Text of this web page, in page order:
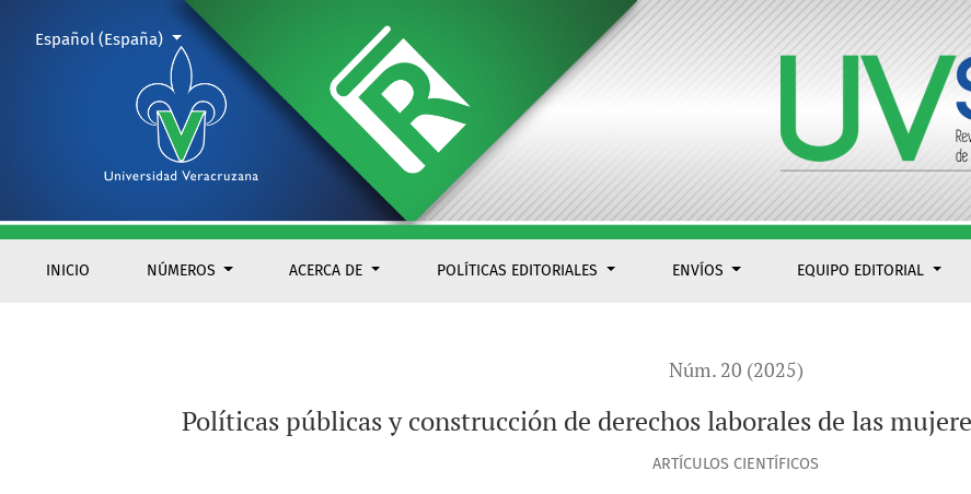
Políticas públicas y construcción de derechos laborales de las mujeres en Argentina (1999-2015)
INICIO NÚMEROS ACERCA DE POLÍTICAS EDITORIALES ENVÍOS EQUIPO EDITORIAL
Cambiar el idioma. El actual es:
Español (España)
Núm. 20 (2025)
Políticas públicas y construcción de derechos laborales de las
ARTÍCULOS CIENTÍFICOS